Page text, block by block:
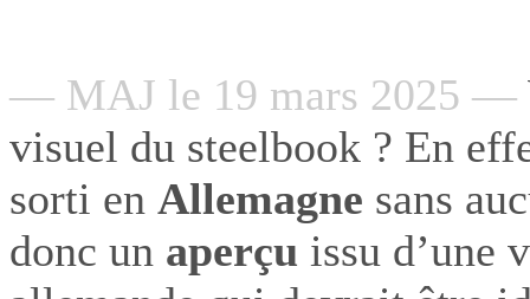
— MAJ le 19 mars 2025 —
visuel du steelbook ? En
sorti en Allemagne sans
donc un aperçu issu d’une